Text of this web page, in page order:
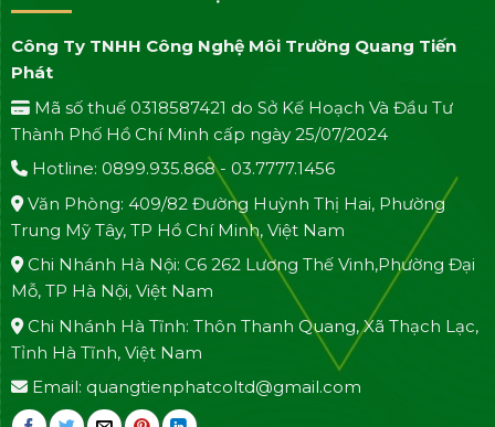
Công Ty TNHH Công Nghệ Môi Trường Quang Tiến
Phát
Mã số thuế 0318587421 do Sở Kế Hoạch Và Đầu Tư
Thành Phố Hồ Chí Minh cấp ngày 25/07/2024
Hotline: 0899.935.868 - 03.7777.1456
Văn Phòng: 409/82 Đường Huỳnh Thị Hai, Phường
Trung Mỹ Tây, TP Hồ Chí Minh, Việt Nam
Chi Nhánh Hà Nội: C6 262 Lương Thế Vinh,Phường Đại
Mỗ, TP Hà Nội, Việt Nam
Chi Nhánh Hà Tĩnh: Thôn Thanh Quang, Xã Thạch Lạc,
Tỉnh Hà Tĩnh, Việt Nam
Email: quangtienphatcoltd@gmail.com